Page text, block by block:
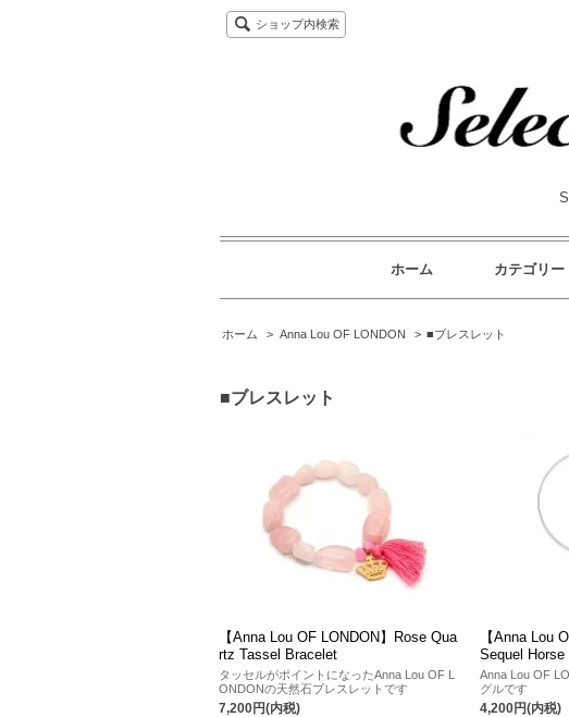
ショップ内検索
ホーム カテゴリー
ホーム > Anna Lou OF LONDON > ■ブレスレット
■ブレスレット
【Anna Lou OF LONDON】Rose Qua
rtz Tassel Bracelet
タッセルがポイントになったAnna Lou OF L
ONDONの天然石ブレスレットです
7,200円(内税)
【Anna Lou
Sequel Horse
Anna Lou OF
グルです
4,200円(内税)